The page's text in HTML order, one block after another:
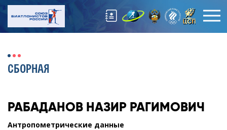
СБОРНАЯ
РАБАДАНОВ НАЗИР РАГИМОВИЧ
Антропометрические данные